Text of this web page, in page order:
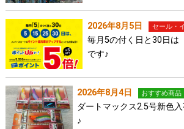
2026年8月5日 セール・
毎月5の付く日と30日は
です♪
2026年8月4日 おすすめ商品
ダートマックス2.5号新色
♪